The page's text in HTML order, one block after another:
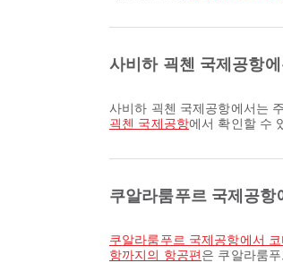
사비하 괵첸 국제공항
사비하 괵첸 국제공항에서
괵첸 국제공항에서 확인할 수
쿠알라룸푸르 국제공
쿠알라룸푸르 국제공항에서
항까지의 항공편은 쿠알라룸